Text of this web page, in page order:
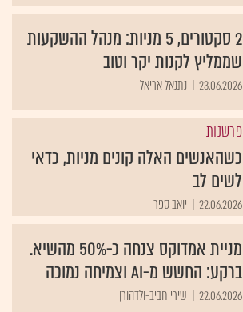
שממליץ לקנות יקר וטוב
23.06.2026 נתנאל אריאל
כשהאנשים האלה קונים מניות, כדאי
לשים לב
22.06.2026
ברקע: החשש מ-AI וצמיחה נמוכה
22.06.2026 שירי חביב-ולדהורן